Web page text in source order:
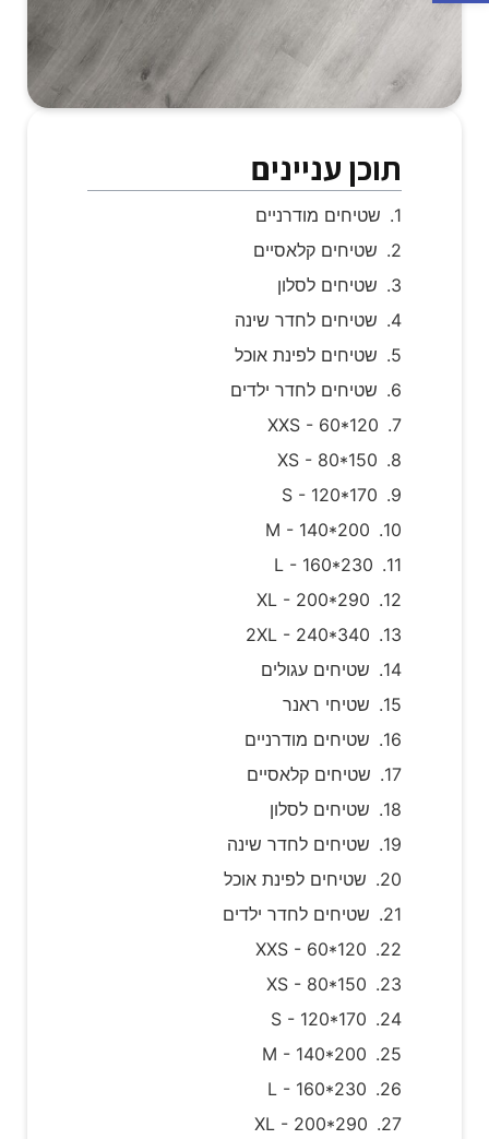
תוכן עניינים
שטיחים מודרניים
שטיחים קלאסיים
שטיחים לסלון
שטיחים לחדר שינה
שטיחים לפינת אוכל
שטיחים לחדר ילדים
XXS - 60*120
XS - 80*150
S - 120*170
M - 140*200
L - 160*230
XL - 200*290
2XL - 240*340
שטיחים עגולים
שטיחי ראנר
שטיחים מודרניים
שטיחים קלאסיים
שטיחים לסלון
שטיחים לחדר שינה
שטיחים לפינת אוכל
שטיחים לחדר ילדים
XXS - 60*120
XS - 80*150
S - 120*170
M - 140*200
L - 160*230
XL - 200*290